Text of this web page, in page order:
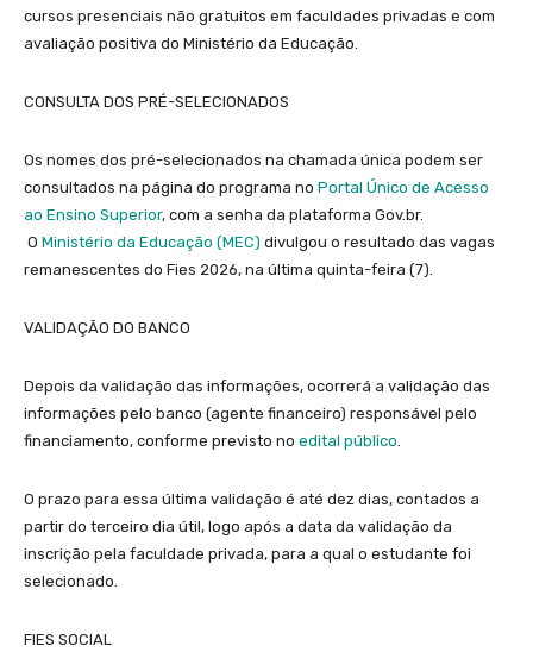
cursos presenciais não gratuitos em faculdades privadas e com
avaliação positiva do Ministério da Educação.
CONSULTA DOS PRÉ-SELECIONADOS
Os nomes dos pré-selecionados na chamada única podem ser
consultados na página do programa no Portal Único de Acesso
ao Ensino Superior, com a senha da plataforma Gov.br.
O Ministério da Educação (MEC) divulgou o resultado das vagas
remanescentes do Fies 2026, na última quinta-feira (7).
VALIDAÇÃO DO BANCO
Depois da validação das informações, ocorrerá a validação das
informações pelo banco (agente financeiro) responsável pelo
financiamento, conforme previsto no edital público
O prazo para essa última validação é até dez dias, contados a
partir do terceiro dia útil, logo após a data da validação da
inscrição pela faculdade privada, para a qual o estudante foi
selecionado.
FIES SOCIAL